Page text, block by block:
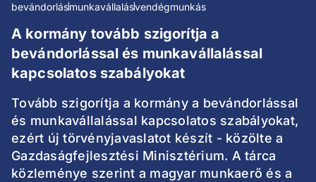
bevándorlásmunkavállalásvendégmunkás
A kormány tovább szigorítja a
bevándorlással és munkavállalással
kapcsolatos szabályokat
Tovább szigorítja a kormány a bevándorlással
és munkavállalással kapcsolatos szabályokat,
ezért új törvényjavaslatot készít - közölte a
Gazdaságfejlesztési Minisztérium. A tárca
közleménye szerint a magyar munkaerő és a